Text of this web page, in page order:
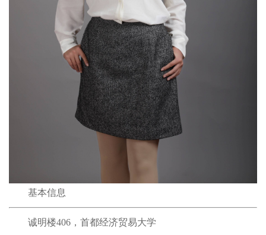
基本信息
诚明楼406，首都经济贸易大学